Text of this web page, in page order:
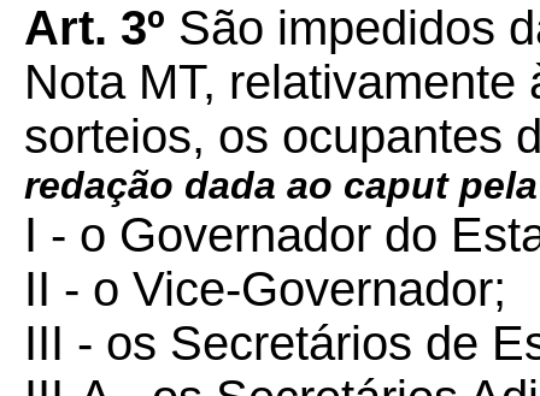
Art. 3º São impedidos
Nota MT,
sorteios, os ocupantes
redação dada ao caput
I - o Governador do
II - o Vice-Governador;
III - os Secretários de